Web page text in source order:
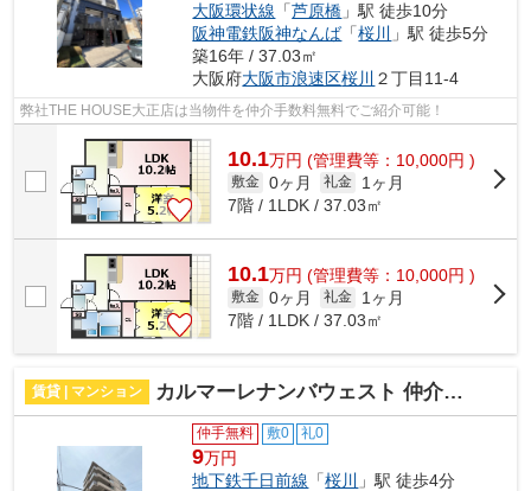
大阪環状線 「芦原橋 」駅 徒歩10分
阪神電鉄阪神なんば「桜川
」駅 徒歩5分
築16年 / 37.03㎡
大阪府大阪市浪速区桜川 ２丁目11-4
弊社THE HOUSE大正店は当物件を仲介手数料無料でご紹介可能！
10.1万円 (管理費等：10,000円 )
敷金 0ヶ月 礼金
1ヶ月
7階 / 1LDK / 37.03㎡
10.1万円 (管理費等：10,000円 )
敷金 0ヶ月 礼金
1ヶ月
7階 / 1LDK / 37.03㎡
賃貸 | マンション カルマーレナンバウェスト 仲介手数料無料
仲手無料 敷0 礼0
9万円
地下鉄千日前線 「桜川
」駅 徒歩4分